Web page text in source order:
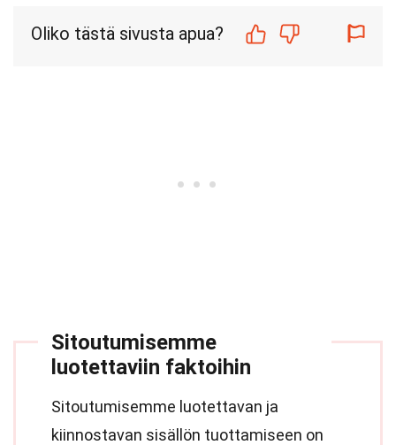
Oliko tästä sivusta apua?
Sitoutumisemme
luotettaviin faktoihin
Sitoutumisemme luotettavan ja
kiinnostavan sisällön tuottamiseen on